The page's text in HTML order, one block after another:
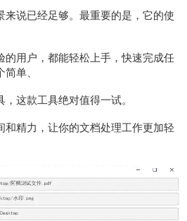
来说已经足够。最重要的是，它的使
的用户，都能轻松上手，快速完成任
单、
这款工具绝对值得一试。
和精力，让你的文档处理工作更加轻